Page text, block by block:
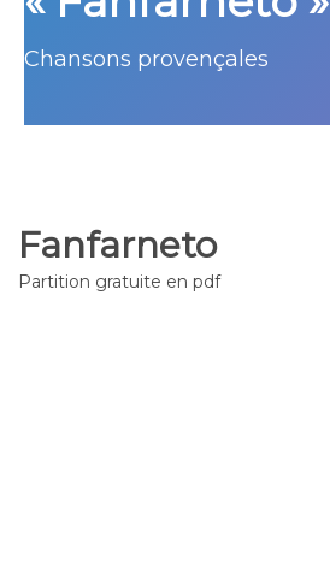
Chansons provençales
Fanfarneto
Partition gratuite en pdf